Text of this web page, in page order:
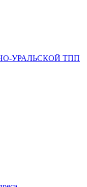
УРАЛЬСКОЙ ТПП